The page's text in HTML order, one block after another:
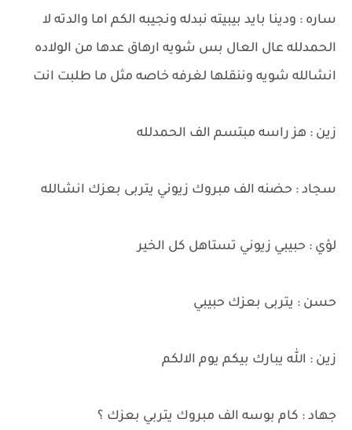
ساره : ودينا بايد بيبيته نبدله ونجيبه الكم اما والدته لا
الحمدلله عال العال بس شويه ارهاق عدها من الولاده
انشالله شويه وننقلها لغرفه خاصه مثل ما طلبت انت
زين : هز راسه مبتسم الف الحمدلله
سجاد : حضنه الف مبروك زيوني يتربى بعزك انشالله
لؤي : حبيبي زيوني تستاهل كل الخير
حسن : يتربى بعزك حبيبي
زين : الله يبارك بيكم يوم الالكم
جهاد : كام بوسه الف مبروك يتربي بعزك ؟